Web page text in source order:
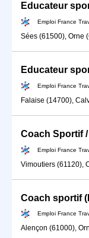
Educateur
Emploi France
Sées (61500), Orne
Educateur
Emploi France
Falaise (14700),
Emploi France
Vimoutiers (61120),
Coach sportif
Emploi France
Alençon (61000),